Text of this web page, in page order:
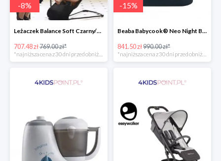
-8%
Leżaczek Balance Soft Czarny/Ciemnoszary + Zabawka BabyBjorn
707.48 zł769.00 zł*
*najniższa cena z 30 dni przed obniżką
-15%
Beaba Babycook® Neo Night Blue
841.50 zł990.00 zł*
*najniższa cena z 30 dni przed obniżką